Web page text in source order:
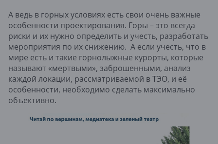
А ведь в горных условиях есть свои очень важные
особенности проектирования. Горы – это всегда
риски и их нужно определить и учесть, разработать
мероприятия по их снижению.  А если учесть, что в
мире есть и такие горнолыжные курорты, которые
называют «мертвыми», заброшенными, анализ
каждой локации, рассматриваемой в ТЭО, и её
особенности, необходимо сделать максимально
объективно.